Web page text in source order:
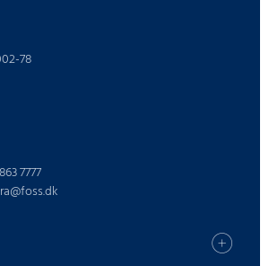
78
7777